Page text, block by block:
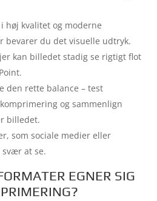
i høj kvalitet og moderne
bevarer du det visuelle udtryk.
kan billedet stadig se rigtigt flot
den rette balance – test
og sammenlign
billedet.
som sociale medier eller
at se.
EGNER SIG